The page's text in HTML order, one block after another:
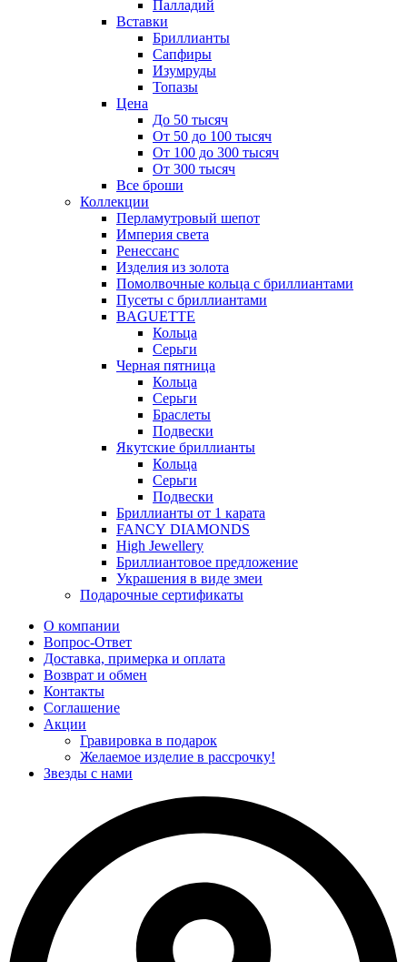
Палладий
Вставки
Бриллианты
Сапфиры
Изумруды
Топазы
Цена
До 50 тысяч
От 50 до 100 тысяч
От 100 до 300 тысяч
От 300 тысяч
Все броши
Коллекции
Перламутровый шепот
Империя света
Ренессанс
Изделия из золота
Помолвочные кольца с бриллиантами
Пусеты с бриллиантами
BAGUETTE
Кольца
Серьги
Черная пятница
Кольца
Серьги
Браслеты
Подвески
Якутские бриллианты
Кольца
Серьги
Подвески
Бриллианты от 1 карата
FANCY DIAMONDS
High Jewellery
Бриллиантовое предложение
Украшения в виде змеи
Подарочные сертификаты
О компании
Вопрос-Ответ
Доставка, примерка и оплата
Возврат и обмен
Контакты
Соглашение
Акции
Гравировка в подарок
Желаемое изделие в рассрочку!
Звезды с нами